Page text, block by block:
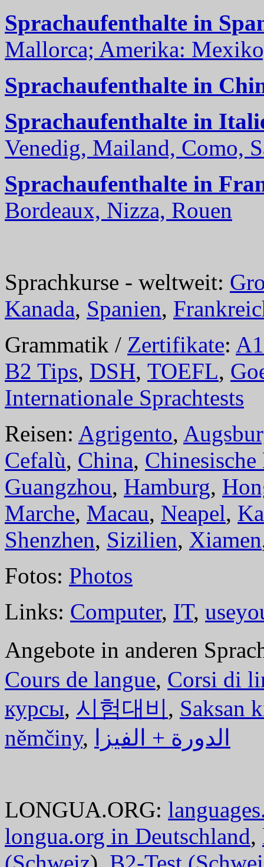
Sprachaufenthalte in
Mallorca; Amerika:
Sprachaufenthalte in
Sprachaufenthalte in
Venedig, Mailand, Como,
Sprachaufenthalte in
Bordeaux, Nizza, Rouen
Sprachkurse - weltweit:
Kanada, Spanien,
Grammatik / Zertifikate: A1
B2 Tips, DSH, TOEFL,
Internationale Sprachtests
Reisen: Agrigento,
Cefalù, China, Chinesische
Guangzhou, Hamburg,
Marche, Macau, Neapel,
Shenzhen, Sizilien, Xiamen
Fotos: Photos
Links: Computer, IT,
Angebote in anderen
Cours de langue, Corsi di
курсы, 시험대비, Saksan
němčiny, الدورة + الفيزا
LONGUA.ORG:
longua.org in Deutschland,